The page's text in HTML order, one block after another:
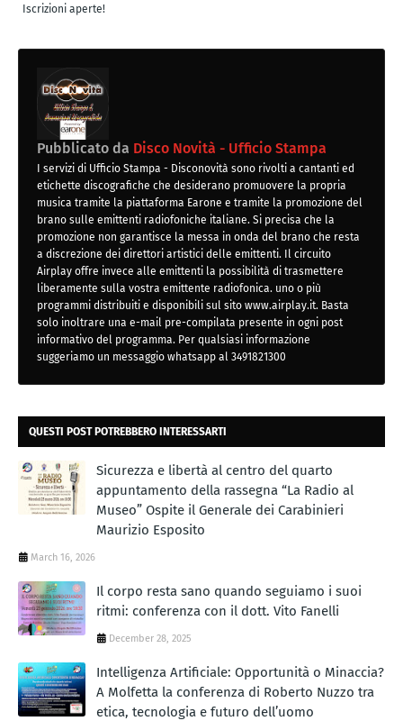
Iscrizioni aperte!
Pubblicato da Disco Novità - Ufficio Stampa
I servizi di Ufficio Stampa - Disconovità sono rivolti a cantanti ed
etichette discografiche che desiderano promuovere la propria
musica tramite la piattaforma Earone e tramite la promozione del
brano sulle emittenti radiofoniche italiane. Si precisa che la
promozione non garantisce la messa in onda del brano che resta
a discrezione dei direttori artistici delle emittenti. Il circuito
Airplay offre invece alle emittenti la possibilità di trasmettere
liberamente sulla vostra emittente radiofonica. uno o più
programmi distribuiti e disponibili sul sito www.airplay.it. Basta
solo inoltrare una e-mail pre-compilata presente in ogni post
informativo del programma. Per qualsiasi informazione
suggeriamo un messaggio whatsapp al 3491821300
QUESTI POST POTREBBERO INTERESSARTI
Sicurezza e libertà al centro del quarto
appuntamento della rassegna “La Radio al
Museo” Ospite il Generale dei Carabinieri
Maurizio Esposito
March 16, 2026
Il corpo resta sano quando seguiamo i suoi
ritmi: conferenza con il dott. Vito Fanelli
December 28, 2025
Intelligenza Artificiale: Opportunità o Minaccia?
A Molfetta la conferenza di Roberto Nuzzo tra
etica, tecnologia e futuro dell’uomo